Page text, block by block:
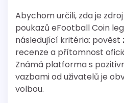
Abychom určili, zda je
poukazů eFootball Coin
následující kritéria: pověst
recenze a přítomnost
Známá platforma s
vazbami od uživatelů je
volbou.